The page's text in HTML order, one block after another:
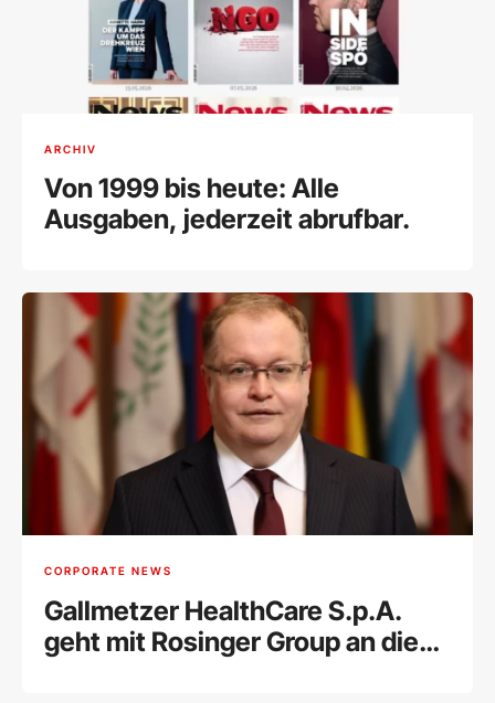
ARCHIV
Von 1999 bis heute: Alle
Ausgaben, jederzeit abrufbar.
CORPORATE NEWS
Gallmetzer HealthCare S.p.A.
geht mit Rosinger Group an die